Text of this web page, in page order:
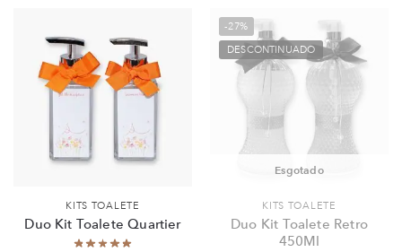
KITS TOALETE
Duo Kit Toalete Quartier
-27%
DESCONTINUADO
Esgotado
KITS TOALETE
Duo Kit Toalete Retro
450Ml